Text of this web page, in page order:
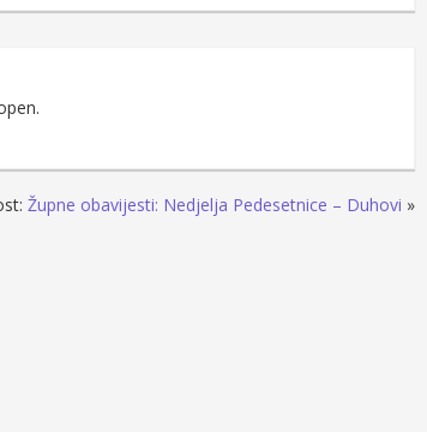
Župne obavijesti: Nedjelja Pedesetnice – Duhovi »